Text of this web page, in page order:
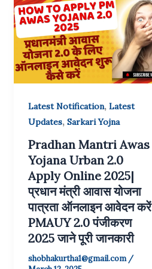
Latest Notification, Latest
Updates, Sarkari Yojna
Pradhan Mantri Awas
Yojana Urban 2.0
Apply Online 2025|
प्रधान मंत्री आवास योजना
पात्रता ऑनलाइन आवेदन करें
PMAUY 2.0 पंजीकरण
2025 जाने पूरी जानकारी
shobhakurtha1@gmail.com /